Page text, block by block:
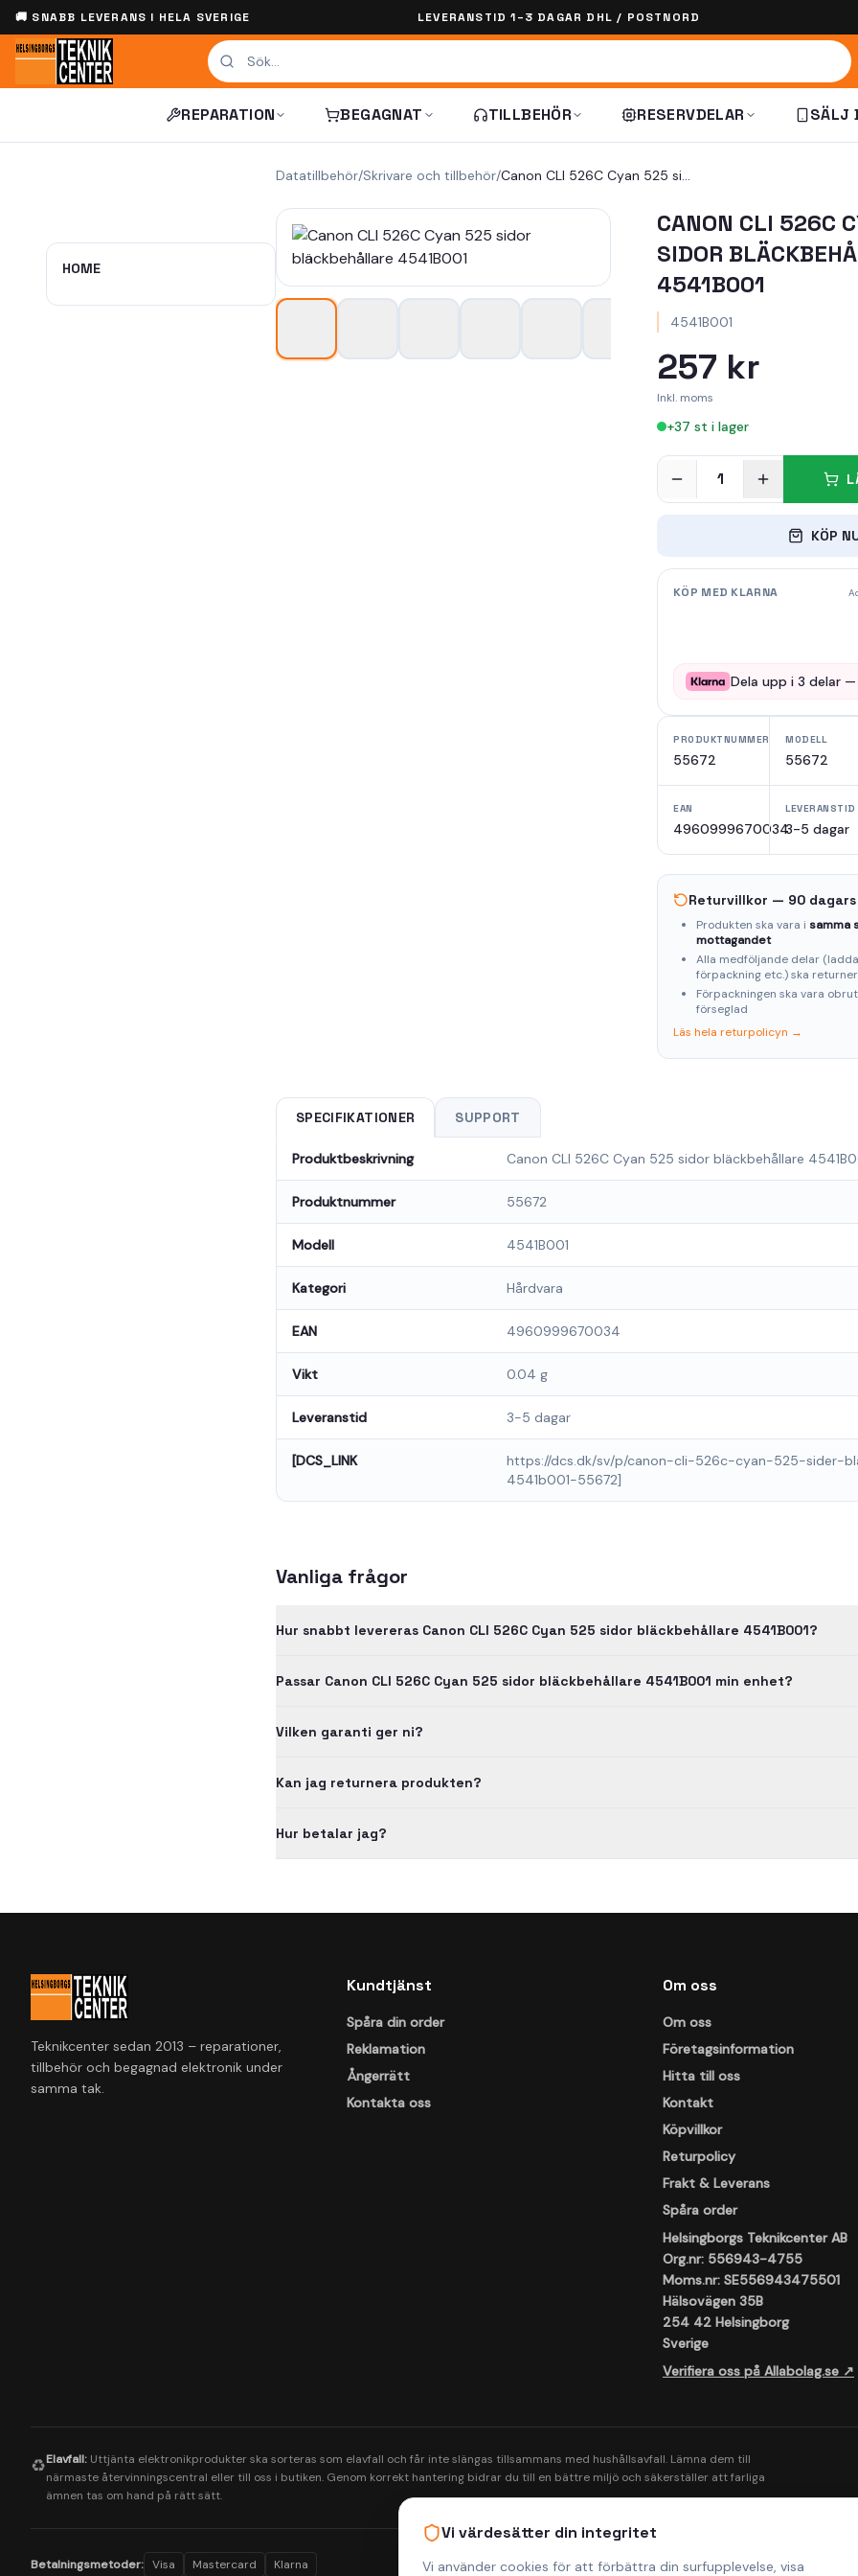
Vi värdesätter din integritet
Vi använder cookies för att förbättra din surfupplevelse, visa
🚚 SNABB LEVERANS I HELA SVERIGE LEVERANSTID 1–3 DAGAR DHL / POSTNORD
REPARATION BEGAGNAT TILLBEHÖR RESERVDELAR SÄLJ
HOME
Datatillbehör/Skrivare och tillbehör/ Canon CLI 526C Cyan 525 sidor bläckbehållare 4541B001
CANON CLI 526C
SIDOR
4541B001
4541B001
257 kr
Inkl. moms
+37 st i lager
1
KÖP
KÖP MED KLARNA
Dela upp i3 delar
PRODUKTNUMMER
55672
MODELL
55672
EAN
4960999670034
LEVERANSTID
3-5 dagar
Returvillkor — 90
Produkten ska vara i samma
mottagandet
Alla medföljande delar
förpackning etc.) ska
Förpackningen ska vara
förseglad
Läs hela returpolicyn →
SPECIFIKATIONER SUPPORT
Produktbeskrivning Canon CLI 526C Cyan 525 sidor bläckbehållare
Produktnummer 55672
Modell 4541B001
Kategori Hårdvara
EAN 4960999670034
Vikt 0.04 g
Leveranstid 3-5 dagar
[DCS_LINK
https://dcs.dk/sv/p/canon-cli-526c-cyan-525-sider-
4541b001-55672]
Vanliga frågor
Hur snabbt levereras Canon CLI 526C Cyan 525 sidor bläckbehållare 4541B001?
Passar Canon CLI 526C Cyan 525 sidor bläckbehållare 4541B001 min enhet?
Vilken garanti ger ni?
Kan jag returnera produkten?
Hur betalar jag?
Teknikcenter sedan 2013 – reparationer,
tillbehör och begagnad elektronik under
samma tak.
Kundtjänst
Spåra din order
Reklamation
Ångerrätt
Kontakta oss
Om oss
Om oss
Företagsinformation
Hitta till oss
Kontakt
Köpvillkor
Returpolicy
Frakt & Leverans
Spåra order
Helsingborgs Teknikcenter AB
Org.nr: 556943-4755
Moms.nr: SE556943475501
Hälsovägen 35B
254 42 Helsingborg
Sverige
Verifiera oss på Allabolag.se ↗
♻️Elavfall: Uttjänta elektronikprodukter ska sorteras som elavfall och får inte slängas tillsammans med hushållsavfall. Lämna dem till
närmaste återvinningscentral eller till oss i butiken. Genom korrekt hantering bidrar du till en bättre miljö och säkerställer att farliga
ämnen tas om hand på rätt sätt.
Betalningsmetoder: Visa Mastercard Klarna